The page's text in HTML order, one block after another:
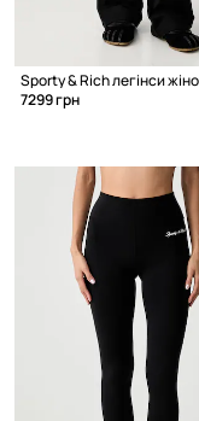
7299 грн